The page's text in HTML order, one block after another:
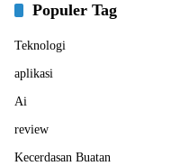
Populer Tag
Teknologi
aplikasi
Ai
review
Kecerdasan Buatan